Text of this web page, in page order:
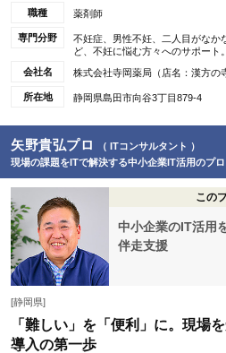
職種 薬剤師
専門分野
不妊症、男性不妊、二人目がなか
ど、不妊に悩む方々へのサポート。
会社名
株式会社寺岡薬局（店名：漢方の
所在地 静岡県島田市向谷3丁目879-4
矢野貴弘プロ
（ ITコンサルタント ）
現場の課題をITで解決する中小企業IT活用のプロ
この
中小企業のIT活用
伴走支援
[静岡県]
「難しい」を「便利」に。現場
導入の第一歩